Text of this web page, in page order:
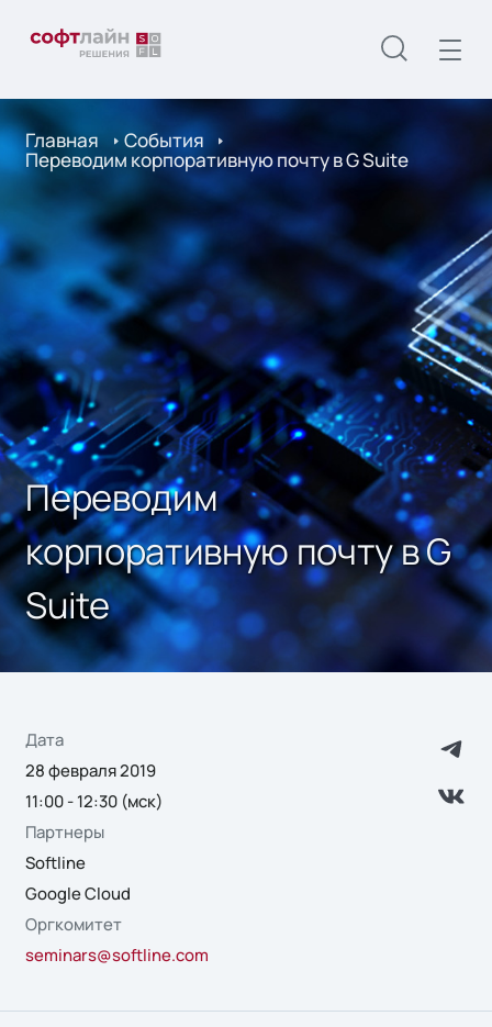
Главная События
Переводим корпоративную почту в G Suite
Переводим
корпоративную почту в G
Suite
Дата
28 февраля 2019
11:00 - 12:30 (мск)
Партнеры
Softline
Google Cloud
Оргкомитет
seminars@softline.com